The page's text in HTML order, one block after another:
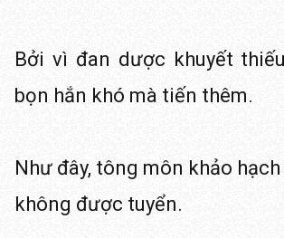
Bởi vì đan dược khuyết
bọn hắn khó mà tiến thêm.
Như đây, tông môn khảo
không được tuyển.